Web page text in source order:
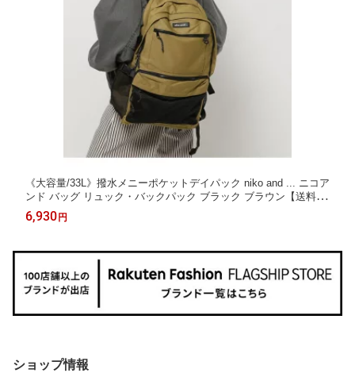
《大容量/33L》撥水メニーポケットデイパック niko and ... ニコア
ンド バッグ リュック・バックパック ブラック ブラウン【送料無
料】[Rakuten Fashion]
6,930 円
ショップ情報